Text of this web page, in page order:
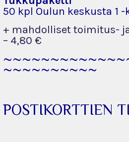
50 kpl Oulun keskusta 1
+ mahdolliset toimitus-
– 4,80 €
~~~~~~~~~~
POSTIKORTTIEN